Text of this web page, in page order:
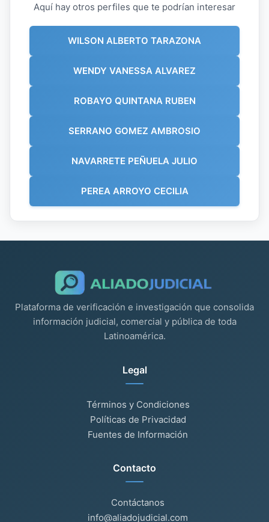
Aquí hay otros perfiles que te podrían interesar
WILSON ALBERTO TARAZONA
WENDY VANESSA ALVAREZ
ROBAYO QUINTANA RUBEN
SERRANO GOMEZ AMBROSIO
NAVARRETE PEÑUELA JULIO
PEREA ARROYO CECILIA
Plataforma de verificación e investigación que consolida
información judicial, comercial y pública de toda
Latinoamérica.
Legal
Términos y Condiciones
Políticas de Privacidad
Fuentes de Información
Contacto
Contáctanos
info@aliadojudicial.com